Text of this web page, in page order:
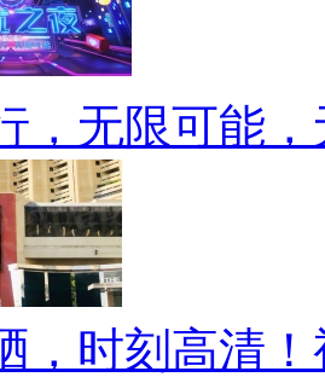
，无限可能，
，时刻高清！